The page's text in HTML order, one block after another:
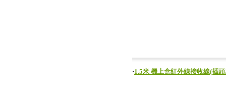
‧1.5米 機上盒紅外線接收線(插